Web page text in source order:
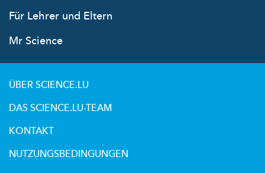
Für Lehrer und Eltern
Mr Science
ÜBER SCIENCE.LU
DAS SCIENCE.LU-TEAM
KONTAKT
NUTZUNGSBEDINGUNGEN